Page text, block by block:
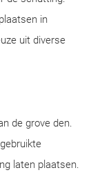
in
uit diverse
de grove den.
laten plaatsen.